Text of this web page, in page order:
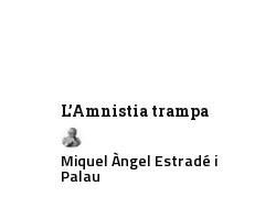
L’Amnistia trampa
Miquel Àngel Estradé i
Palau